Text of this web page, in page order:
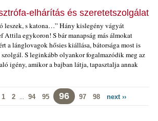
elhárítás és szeretetszolgálat
leszek, s katona…” Hány kislegény vágyát
Attila egykoron! S bár manapság más álmokat
a lánglovagok hősies kiállása, bátorsága most is
S leginkább olyankor fogalmazódik meg az
igény, amikor a bajban látja, tapasztalja annak
1 2 94 95 96 97 98 next ››